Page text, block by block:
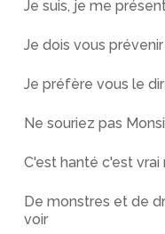
Je suis, je me
Je dois vous
Je préfère vous le
Ne souriez pas
C'est hanté c'est
De monstres et de
voir